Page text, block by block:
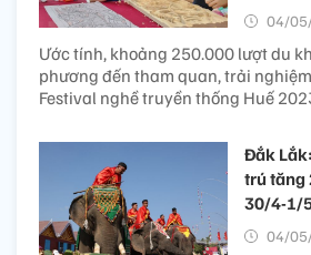
04/
Ước tính, khoảng 250.000 lượt du
phương đến tham quan, trải
Festival nghề truyền thống Huế
Đắk
trú tăng
30/4-1/
04/